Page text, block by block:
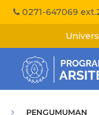
0271-647069
PENGUMUMAN